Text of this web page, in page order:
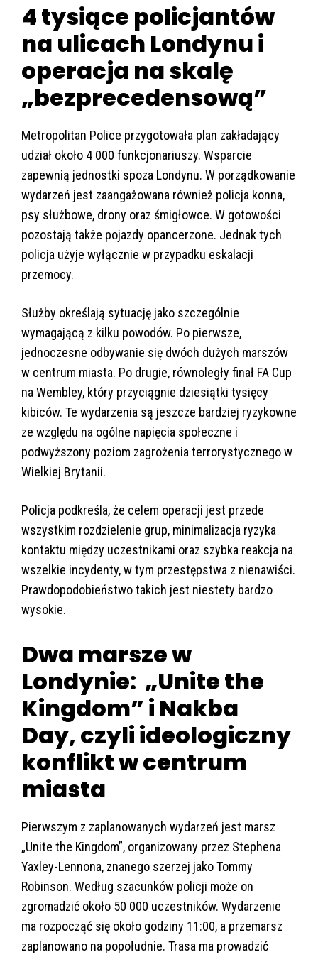
4 tysiące policjantów
na ulicach Londynu i
operacja na skalę
„bezprecedensową”
Metropolitan Police przygotowała plan zakładający
udział około 4 000 funkcjonariuszy. Wsparcie
zapewnią jednostki spoza Londynu. W porządkowanie
wydarzeń jest zaangażowana również policja konna,
psy służbowe, drony oraz śmigłowce. W gotowości
pozostają także pojazdy opancerzone. Jednak tych
policja użyje wyłącznie w przypadku eskalacji
przemocy.
Służby określają sytuację jako szczególnie
wymagającą z kilku powodów. Po pierwsze,
jednoczesne odbywanie się dwóch dużych marszów
w centrum miasta. Po drugie, równoległy finał FA Cup
na Wembley, który przyciągnie dziesiątki tysięcy
kibiców. Te wydarzenia są jeszcze bardziej ryzykowne
ze względu na ogólne napięcia społeczne i
podwyższony poziom zagrożenia terrorystycznego w
Wielkiej Brytanii.
Policja podkreśla, że celem operacji jest przede
wszystkim rozdzielenie grup, minimalizacja ryzyka
kontaktu między uczestnikami oraz szybka reakcja na
wszelkie incydenty, w tym przestępstwa z nienawiści.
Prawdopodobieństwo takich jest niestety bardzo
wysokie.
Dwa marsze w
Londynie: „Unite the
Kingdom” i Nakba
Day, czyli ideologiczny
konflikt w centrum
miasta
Pierwszym z zaplanowanych wydarzeń jest marsz
„Unite the Kingdom”, organizowany przez Stephena
Yaxley-Lennona, znanego szerzej jako Tommy
Robinson. Według szacunków policji może on
zgromadzić około 50 000 uczestników. Wydarzenie
ma rozpocząć się około godziny 11:00, a przemarsz
zaplanowano na popołudnie. Trasa ma prowadzić